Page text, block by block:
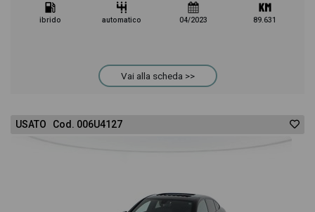
ibrido automatico 04/2023 89.631
Vai alla scheda >>
USATO Cod. 006U4127